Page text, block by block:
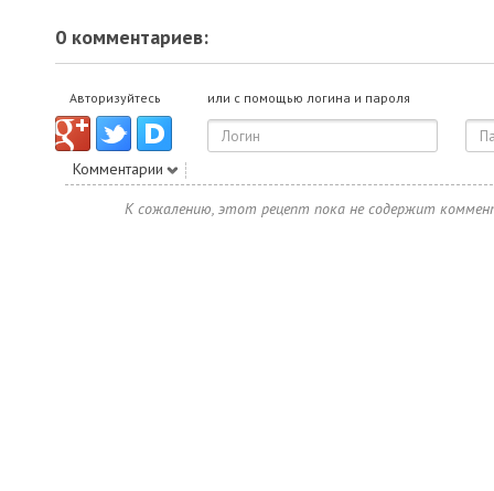
0 комментариев:
Авторизуйтесь или с помощью логина и пароля
Комментарии
К сожалению, этот рецепт пока не содержит